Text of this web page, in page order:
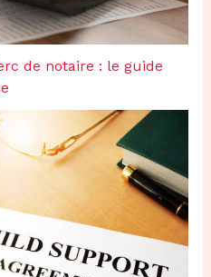
de notaire : le guide